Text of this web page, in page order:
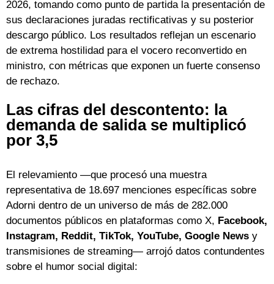
2026, tomando como punto de partida la presentación de
sus declaraciones juradas rectificativas y su posterior
descargo público. Los resultados reflejan un escenario
de extrema hostilidad para el vocero reconvertido en
ministro, con métricas que exponen un fuerte consenso
de rechazo.
Las cifras del descontento: la
demanda de salida se multiplicó
por 3,5
El relevamiento —que procesó una muestra
representativa de 18.697 menciones específicas sobre
Adorni dentro de un universo de más de 282.000
documentos públicos en plataformas como X, Facebook,
Instagram, Reddit, TikTok, YouTube, Google News y
transmisiones de streaming— arrojó datos contundentes
sobre el humor social digital: